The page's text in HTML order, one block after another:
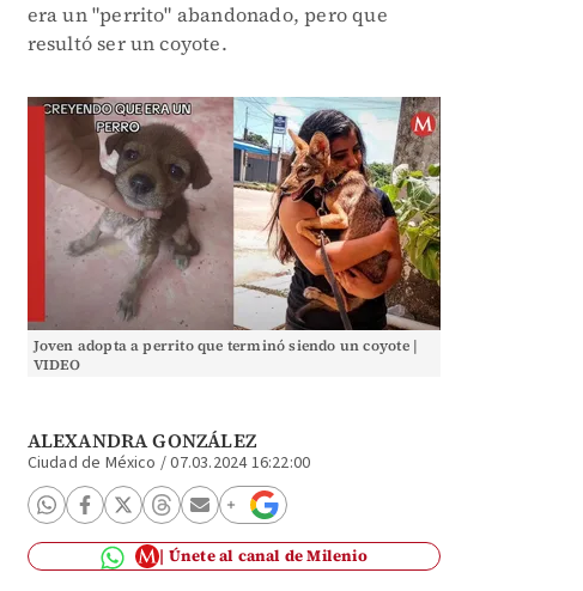
era un "perrito" abandonado, pero que
resultó ser un coyote.
Joven adopta a perrito que terminó siendo un coyote |
VIDEO
ALEXANDRA GONZÁLEZ
Ciudad de México /07.03.2024 16:22:00
Únete al canal de Milenio